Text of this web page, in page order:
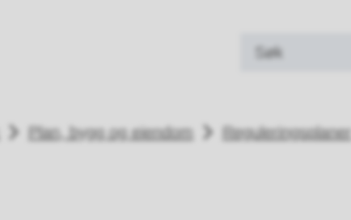
Plan, bygg og eiendom Reguleringsplaner